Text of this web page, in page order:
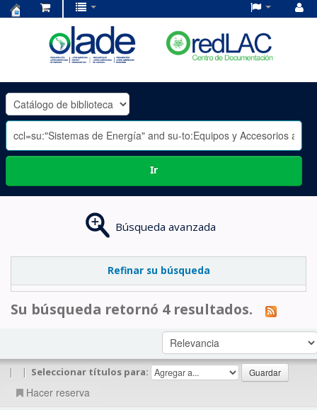
OLADE
-
Ir
Búsqueda avanzada
Refinar su búsqueda
Su búsqueda retornó 4 resultados.
| | Seleccionar títulos para:
Hacer reserva